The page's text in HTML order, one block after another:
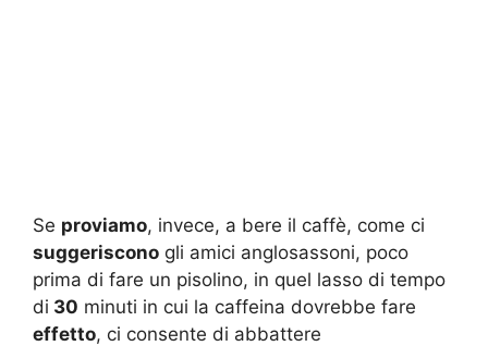
Se proviamo, invece, a bere il caffè, come ci
suggeriscono gli amici anglosassoni, poco
prima di fare un pisolino, in quel lasso di tempo
di 30 minuti in cui la caffeina dovrebbe fare
effetto, ci consente di abbattere